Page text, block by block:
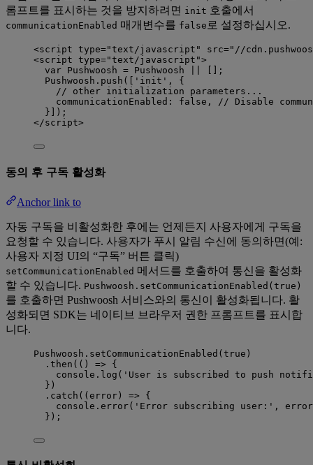
롬프트를 표시하는 것을 방지하려면 init 호출에서
communicationEnabled 매개변수를 false 로 설정하십시오.
<script type=" text/javascript " src=" //
<script type=" text/javascript ">
var Pushwoosh = Pushwoosh
[];
Pushwoosh . push ([ ' init ' , {
// other initialization parameters...
communicationEnabled: false , // Disable
}]);
</script>
동의 후 구독 활성화
Anchor link to
자동 구독을 비활성화한 후에는 언제든지 사용자에게 구독을
요청할 수 있습니다. 사용자가 푸시 알림 수신에 동의하면(예:
사용자 지정 UI의 “구독” 버튼 클릭)
setCommunicationEnabled 메서드를 호출하여 통신을 활성화
할 수 있습니다. Pushwoosh.setCommunicationEnabled(true)
를 호출하면 Pushwoosh 서비스와의 통신이 활성화됩니다. 활
성화되면 SDK는 네이티브 브라우저 권한 프롬프트를 표시합
니다.
Pushwoosh . setCommunicationEnabled ( true )
. then ( () => {
console . log ( ' User is subscribed to push
})
. catch ( ( error ) => {
console . error( ' Error subscribing user: ' , error
});